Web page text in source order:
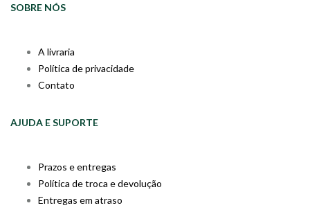
SOBRE NÓS
A livraria
Política de privacidade
Contato
AJUDA E SUPORTE
Prazos e entregas
Política de troca e devolução
Entregas em atraso